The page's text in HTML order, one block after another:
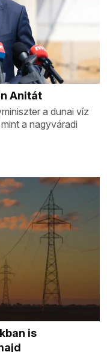
Anitát
a dunai víz
a nagyváradi
is